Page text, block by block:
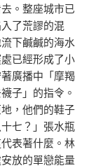
。整座城市已
了荒謬的混
下鹹鹹的海水
已經形成了小
廣播中「摩羯
子」的指令。
，他們的鞋子
七？」張水瓶
表著什麼。林
放的單戀能量